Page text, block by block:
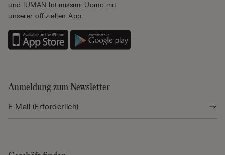
und IUMAN Intimissimi Uomo mit
unserer offiziellen App.
Anmeldung zum Newsletter